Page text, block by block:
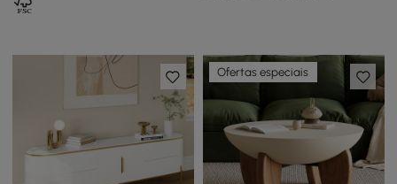
Ofertas especiais